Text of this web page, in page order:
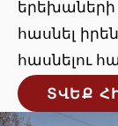
երեխաների
հասնել
հասնելու
ՏՎԵՔ